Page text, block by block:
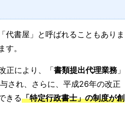
書屋」と呼ばれることもありま
。
正により、「書類提出代理業務 」
され、さらに、平成26年の改正
きる「特定行政書士」の制度が創